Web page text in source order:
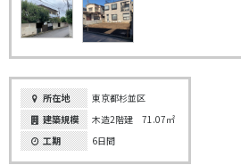
所在地
東京都杉並区
建築規模
木造2階建 71.07㎡
工期
6日間